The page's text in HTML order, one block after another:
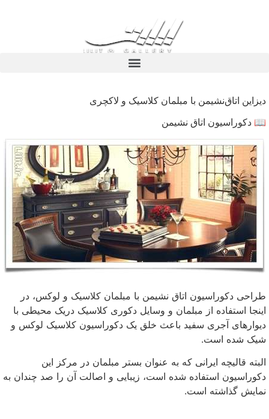
دیزاین اتاق‌نشیمن با مبلمان کلاسیک و لاکچری
📖 دکوراسیون اتاق نشیمن
طراحی دکوراسیون اتاق نشیمن با مبلمان کلاسیک و لوکس، در
اینجا استفاده از مبلمان و وسایل دکوری کلاسیک دریک محیطی با
دیوار‌های آجری سفید باعث خلق یک دکوراسیون کلاسیک لوکس و
شیک شده است.
البته قالیچه ایرانی که به عنوان بستر مبلمان در مرکز این
دکوراسیون استفاده شده است، زیبایی و اصالت آن را صد چندان به
نمایش گذاشته است.